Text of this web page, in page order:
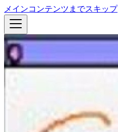
メインコンテンツまでスキップ